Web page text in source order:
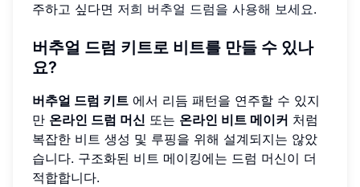
주하고 싶다면 저희 버추얼 드럼을 사용해 보세요.
버추얼 드럼 키트로 비트를 만들 수 있나
요?
버추얼 드럼 키트 에서 리듬 패턴을 연주할 수 있지
만 온라인 드럼 머신 또는 온라인 비트 메이커 처럼
복잡한 비트 생성 및 루핑을 위해 설계되지는 않았
습니다. 구조화된 비트 메이킹에는 드럼 머신이 더
적합합니다.